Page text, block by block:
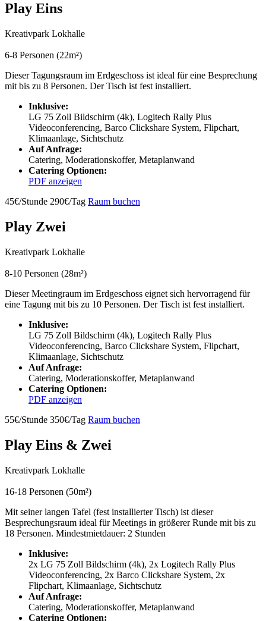
Play Eins
Kreativpark Lokhalle
6-8 Personen (22m²)
Dieser Tagungsraum im Erdgeschoss ist ideal für eine Besprechung
mit bis zu 8 Personen. Der Tisch ist fest installiert.
Inklusive:
LG 75 Zoll Bildschirm (4k), Logitech Rally Plus
Videoconferencing, Barco Clickshare System, Flipchart,
Klimaanlage, Sichtschutz
Auf Anfrage:
Catering, Moderationskoffer, Metaplanwand
Catering Optionen:
PDF anzeigen
45€/Stunde 290€/Tag Raum buchen
Play Zwei
Kreativpark Lokhalle
8-10 Personen (28m²)
Dieser Meetingraum im Erdgeschoss eignet sich hervorragend für
eine Tagung mit bis zu 10 Personen. Der Tisch ist fest installiert.
Inklusive:
LG 75 Zoll Bildschirm (4k), Logitech Rally Plus
Videoconferencing, Barco Clickshare System, Flipchart,
Klimaanlage, Sichtschutz
Auf Anfrage:
Catering, Moderationskoffer, Metaplanwand
Catering Optionen:
PDF anzeigen
55€/Stunde 350€/Tag Raum buchen
Play Eins & Zwei
Kreativpark Lokhalle
16-18 Personen (50m²)
Mit seiner langen Tafel (fest installierter Tisch) ist dieser
Besprechungsraum ideal für Meetings in größerer Runde mit bis zu
18 Personen. Mindestmietdauer: 2 Stunden
Inklusive:
2x LG 75 Zoll Bildschirm (4k), 2x Logitech Rally Plus
Videoconferencing, 2x Barco Clickshare System, 2x
Flipchart, Klimaanlage, Sichtschutz
Auf Anfrage:
Catering, Moderationskoffer, Metaplanwand
Catering Optionen: